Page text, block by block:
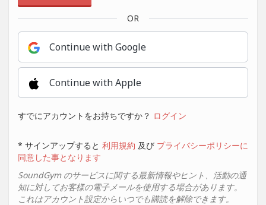
OR
Continue with Google
Continue with Apple
すでにアカウントをお持ちですか？ ログイン
* サインアップすると 利用規約 及び プライバシーポリシーに
同意した事となります
SoundGym のサービスに関する最新情報やヒント、活動の通
知に対してお客様の電子メールを使用する場合があります。
これはアカウント設定からいつでも購読を解除できます。